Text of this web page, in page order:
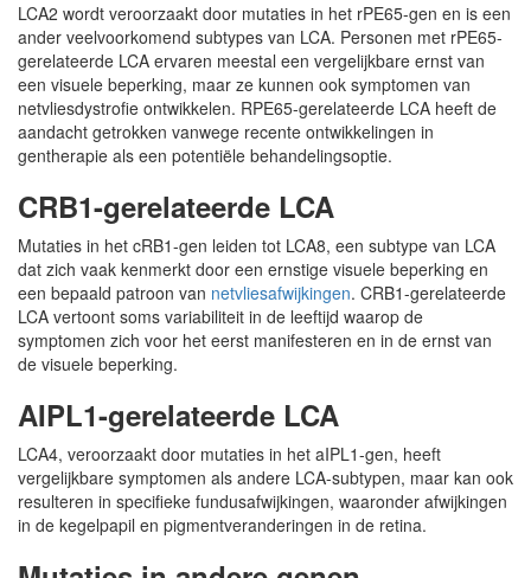
LCA2 wordt veroorzaakt door mutaties in het rPE65-gen en is een
ander veelvoorkomend subtypes van LCA. Personen met rPE65-
gerelateerde LCA ervaren meestal een vergelijkbare ernst van
een visuele beperking, maar ze kunnen ook symptomen van
netvliesdystrofie ontwikkelen. RPE65-gerelateerde LCA heeft de
aandacht getrokken vanwege recente ontwikkelingen in
gentherapie als een potentiële behandelingsoptie.
CRB1-gerelateerde LCA
Mutaties in het cRB1-gen leiden tot LCA8, een subtype van LCA
dat zich vaak kenmerkt door een ernstige visuele beperking en
een bepaald patroon van netvliesafwijkingen. CRB1-gerelateerde
LCA vertoont soms variabiliteit in de leeftijd waarop de
symptomen zich voor het eerst manifesteren en in de ernst van
de visuele beperking.
AIPL1-gerelateerde LCA
LCA4, veroorzaakt door mutaties in het aIPL1-gen, heeft
vergelijkbare symptomen als andere LCA-subtypen, maar kan ook
resulteren in specifieke fundusafwijkingen, waaronder afwijkingen
in de kegelpapil en pigmentveranderingen in de retina.